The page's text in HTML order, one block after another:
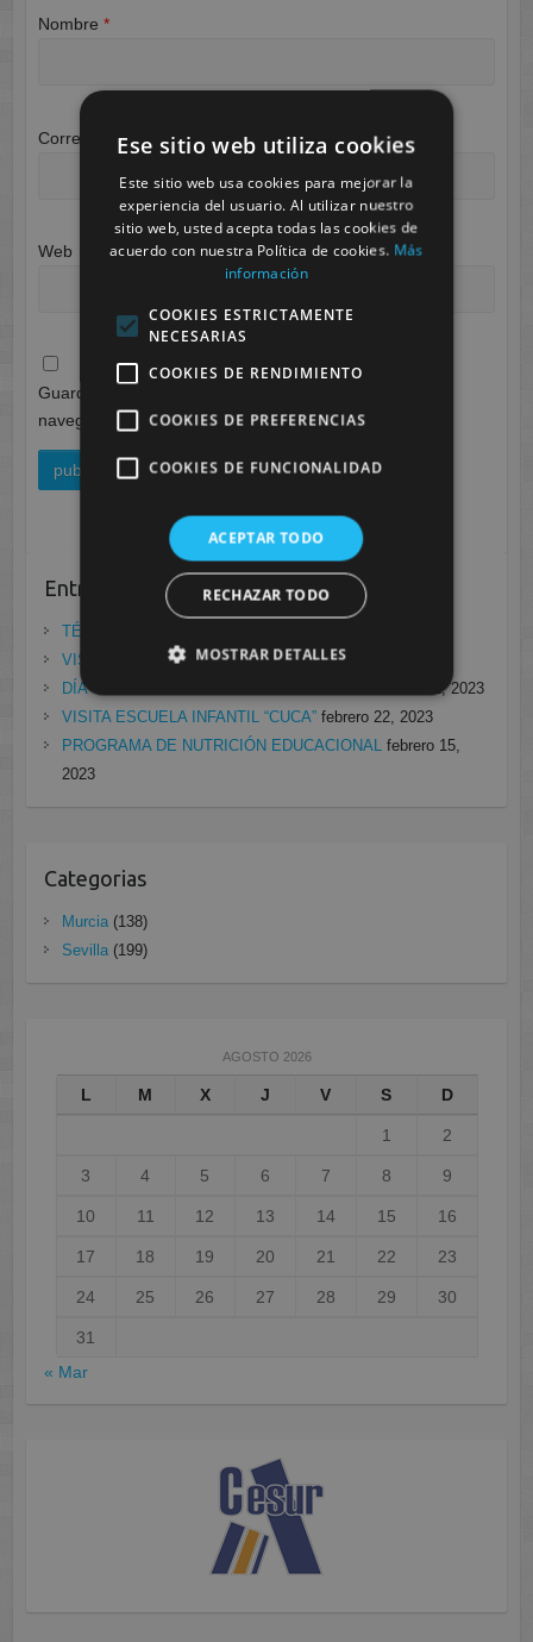
Nombre *
Correo electrónico*
Web
Guarda mi nombre, correo electrónico y web en este
navegador para la próxima vez que comente.
Entradas recientes
TÉCNICA DE PINTURA Y SU AUTOR
VISITA A LA LUDOTECA marzo 2, 2023
DÍA COMPLETO EN LA ESCUELA FÁBULA
febrero 22, 2023
VISITA ESCUELA INFANTIL “CUCA” febrero 22, 2023
PROGRAMA DE NUTRICIÓN EDUCACIONAL febrero 15,
2023
Categorias
Murcia(138)
Sevilla(199)
AGOSTO 2026
L M X J V S D
1 2
3 4 5 6 7 8 9
10 11 12 13 14 15 16
17 18 19 20 21 22 23
24 25 26 27 28 29 30
31
« Mar
Ese sitio web utiliza cookies
Este sitio web usa cookies para mejorar la
experiencia del usuario. Al utilizar nuestro
sitio web, usted acepta todas las cookies de
acuerdo con nuestra Política de cookies. Más
información
COOKIES ESTRICTAMENTE
NECESARIAS
COOKIES DE RENDIMIENTO
COOKIES DE PREFERENCIAS
COOKIES DE FUNCIONALIDAD
ACEPTAR TODO
RECHAZAR TODO
MOSTRAR DETALLES